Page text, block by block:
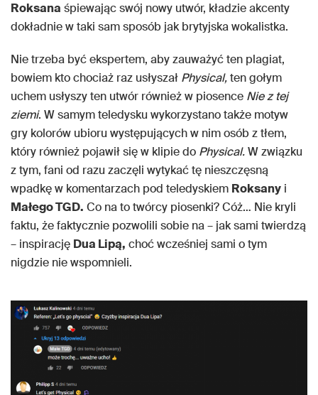
Roksana śpiewając swój nowy utwór, kładzie akcenty
dokładnie w taki sam sposób jak brytyjska wokalistka.
Nie trzeba być ekspertem, aby zauważyć ten plagiat,
bowiem kto chociaż raz usłyszał Physical,ten gołym
uchem usłyszy ten utwór również w piosence Nie z tej
ziemi. W samym teledysku wykorzystano także motyw
gry kolorów ubioru występujących w nim osób z tłem,
który również pojawił się w klipie do Physical.W związku
z tym, fani od razu zaczęli wytykać tę nieszczęsną
wpadkę w komentarzach pod teledyskiem Roksany i
Małego TGD. Co na to twórcy piosenki? Cóż… Nie kryli
faktu, że faktycznie pozwolili sobie na – jak sami twierdzą
– inspirację Dua Lipą, choć wcześniej sami o tym
nigdzie nie wspomnieli.